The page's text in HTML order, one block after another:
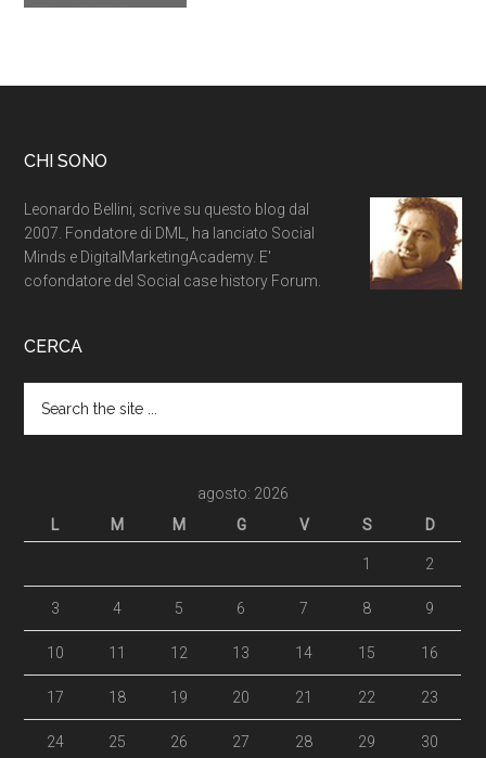
CHI SONO
Leonardo Bellini, scrive su questo blog dal
2007. Fondatore di DML, ha lanciato Social
Minds e DigitalMarketingAcademy. E'
cofondatore del Social case history Forum.
CERCA
agosto: 2026
L
M M G V S D
1 2
3 4 5 6 7 8 9
10 11 12 13 14 15 16
17 18 19 20 21 22 23
24 25 26 27 28 29 30